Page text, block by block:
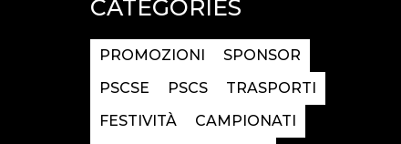
CATEGORIES
PROMOZIONI
SPONSOR
PSCSE
PSCS
TRASPORTI
FESTIVITÀ
CAMPIONATI